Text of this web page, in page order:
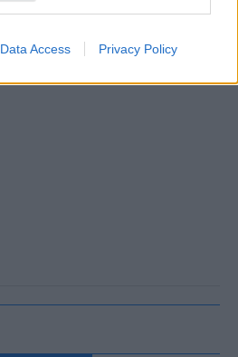
Data Access Privacy Policy